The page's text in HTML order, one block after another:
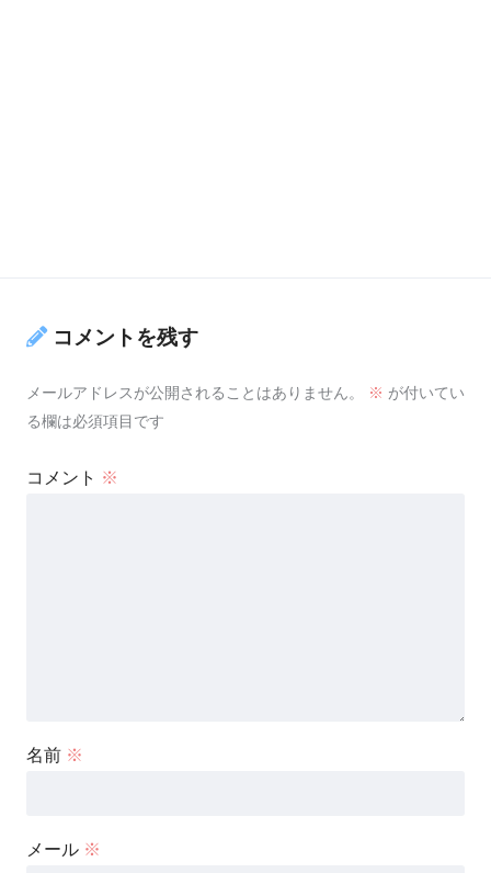
コメントを残す
メールアドレスが公開されることはありません。 ※ が付いてい
る欄は必須項目です
コメント ※
名前 ※
メール ※